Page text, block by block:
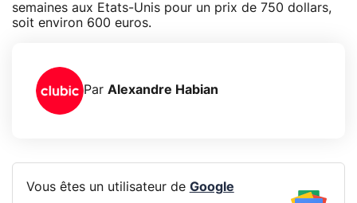
semaines aux Etats-Unis pour un prix de 750 dollars,
soit environ 600 euros.
Par Alexandre Habian
Vous êtes un utilisateur de Google